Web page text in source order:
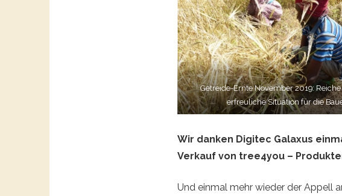
Getreide-Ernte November 2019:
erfreuliche Situation für die
Wir danken Digitec Galaxus
Verkauf von tree4you –
Und einmal mehr wieder der Appell